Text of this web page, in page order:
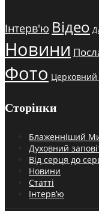
Інтерв'ю Відео
Новини
Фото Церковний
Сторінки
Блаженніший
Духовний
Від серця до
Новини
Статті
Інтерв’ю